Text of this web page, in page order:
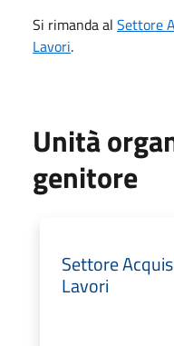
Si rimanda al Settore
Lavori.
Unità
genitore
Settore
Lavori